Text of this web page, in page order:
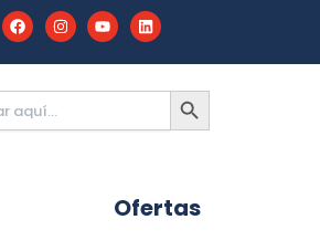
BOTÓN
DE
BÚSQUEDA
Ofertas